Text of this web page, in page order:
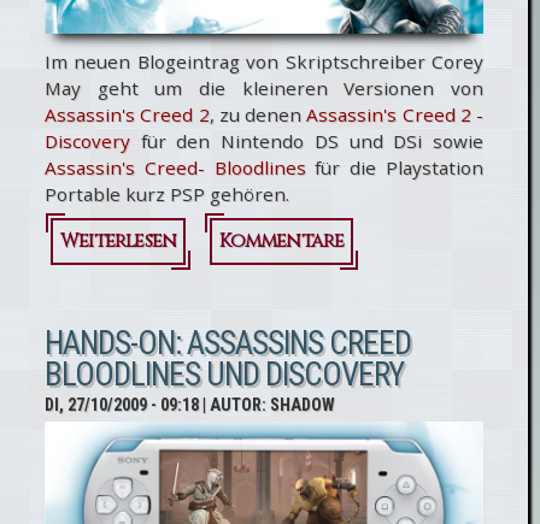
Im neuen Blogeintrag von Skriptschreiber Corey
May geht um die kleineren Versionen von
Assassin's Creed 2, zu denenAssassin's Creed 2 -
Discovery für den Nintendo DS und DSi sowie
Assassin's Creed- Bloodlinesfür die Playstation
Portable kurz PSP gehören.
Weiterlesen über Blog
Assassin's
Creed:
Tragbares
Credo
Kommentare
HANDS-ON: ASSASSINS CREED
BLOODLINES UND DISCOVERY
DI, 27/10/2009 - 09:18| AUTOR: SHADOW